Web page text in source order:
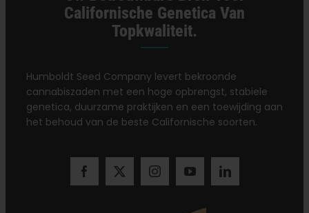
Californische Genetica Van
Topkwaliteit.
Humboldt Seed Company levert bekroonde
cannabiszaden met een hoge opbrengst, stabiele
genetica, duurzame praktijken en een toewijding aan
het behoud van de beste Californische soorten.